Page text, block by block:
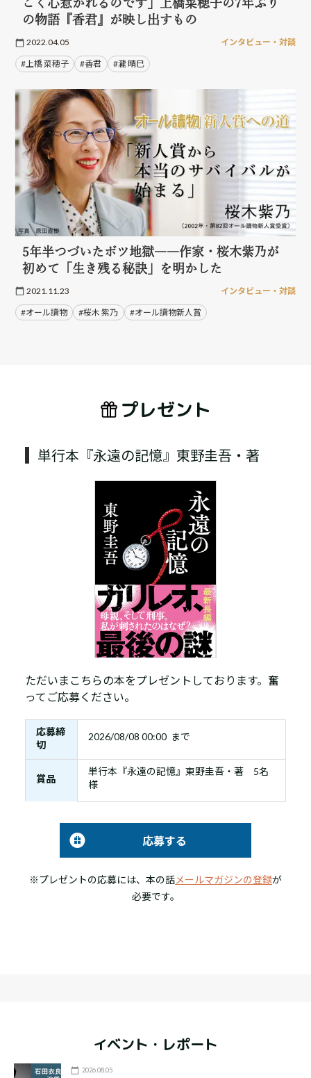
ごく心惹かれるのです」上橋菜穂子の7年ぶり
の物語『香君』が映し出すもの
2022.04.05 インタビュー・対談
#上橋 菜穂子 #香君 #瀧 晴巳
5年半つづいたボツ地獄――作家・桜木紫乃が
初めて「生き残る秘訣」を明かした
2021.11.23 インタビュー・対談
#オール讀物 #桜木 紫乃 #オール讀物新人賞
プレゼント
単行本『永遠の記憶』東野圭吾・著
ただいまこちらの本をプレゼントしております。奮
ってご応募ください。
応募締
切
2026/08/08 00:00 まで
賞品
単行本『永遠の記憶』東野圭吾・著 5名
様
応募する
※プレゼントの応募には、本の話メールマガジンの登録が
必要です。
イベント・レポート
2026.08.05